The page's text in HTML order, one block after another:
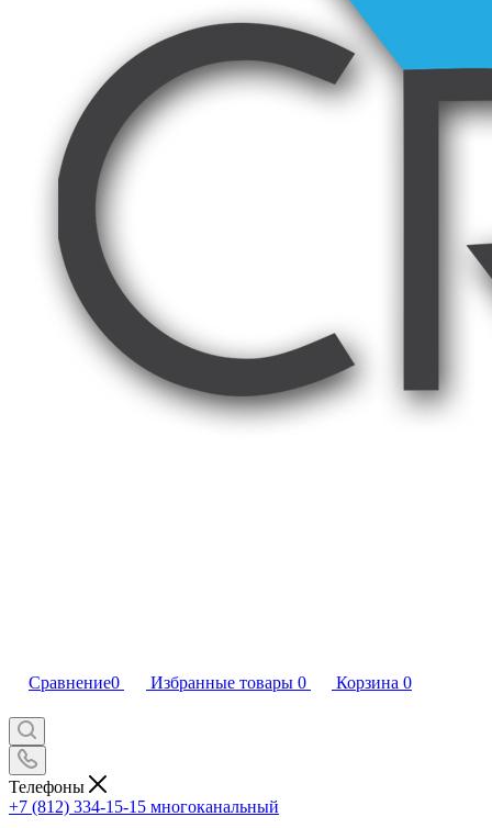
Сравнение0 Избранные товары 0 Корзина 0
Телефоны
+7 (812) 334-15-15 многоканальный